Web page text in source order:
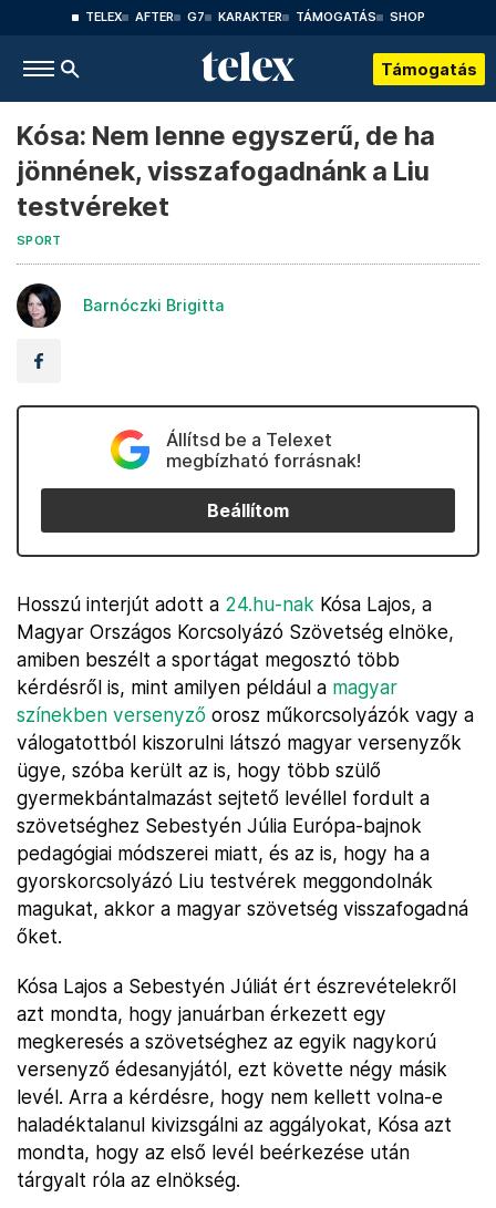
TELEX AFTER G7 KARAKTER TÁMOGATÁS SHOP
Támogatás
Kósa: Nem lenne egyszerű, de ha
jönnének, visszafogadnánk a Liu
testvéreket
SPORT
Barnóczki Brigitta
Állítsd be a Telexet
megbízható forrásnak!
Beállítom
Hosszú interjút adott a 24.hu-nak Kósa Lajos, a
Magyar Országos Korcsolyázó Szövetség elnöke,
amiben beszélt a sportágat megosztó több
kérdésről is, mint amilyen például a magyar
színekben versenyző orosz műkorcsolyázók vagy a
válogatottból kiszorulni látszó magyar versenyzők
ügye, szóba került az is, hogy több szülő
gyermekbántalmazást sejtető levéllel fordult a
szövetséghez Sebestyén Júlia Európa-bajnok
pedagógiai módszerei miatt, és az is, hogy ha a
gyorskorcsolyázó Liu testvérek meggondolnák
magukat, akkor a magyar szövetség visszafogadná
őket.
Kósa Lajos a Sebestyén Júliát ért észrevételekről
azt mondta, hogy januárban érkezett egy
megkeresés a szövetséghez az egyik nagykorú
versenyző édesanyjától, ezt követte négy másik
levél. Arra a kérdésre, hogy nem kellett volna-e
haladéktalanul kivizsgálni az aggályokat, Kósa azt
mondta, hogy az első levél beérkezése után
tárgyalt róla az elnökség.